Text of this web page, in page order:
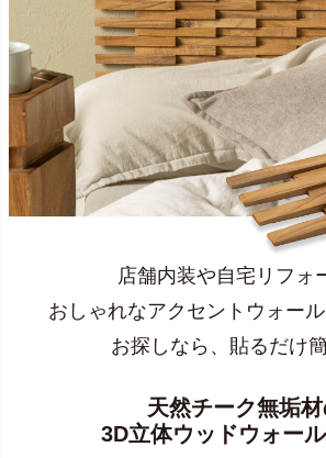
店舗内装や自宅リフォ
おしゃれなアクセントウォー
お探しなら、貼るだけ
天然チーク無垢
3D立体ウッドウォー